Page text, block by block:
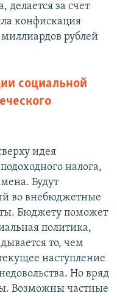
делается за счет
конфискация
рублей
социальной
идея
налога,
Будут
во внебюджетные
Бюджету поможет
политика,
то, чем
наступление
Но вряд
Возможны частные